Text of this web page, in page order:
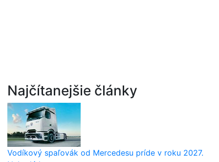
Najčítanejšie články
Vodíkový spaľovák od Mercedesu príde v roku 2027.